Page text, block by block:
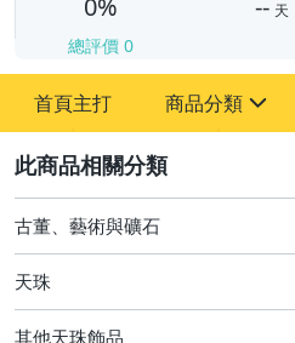
0%
總評價 0
-- 天
首頁主打 商品分類
其它
[全店] 追蹤本賣場立減60元【粉絲
古董、藝術與礦石
天珠
其他天珠飾品